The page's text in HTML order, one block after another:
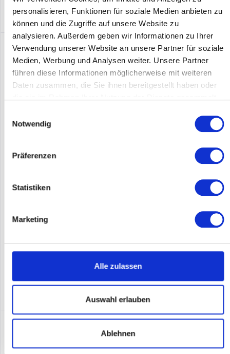
personalisieren, Funktionen für soziale Medien anbieten zu
können und die Zugriffe auf unsere Website zu
analysieren. Außerdem geben wir Informationen zu Ihrer
Verwendung unserer Website an unsere Partner für soziale
Medien, Werbung und Analysen weiter. Unsere Partner
führen diese Informationen möglicherweise mit weiteren
Daten zusammen, die Sie ihnen bereitgestellt haben oder
Notwendig
Präferenzen
Statistiken
Marketing
Alle zulassen
Auswahl erlauben
Ablehnen
Merken
DETAILS